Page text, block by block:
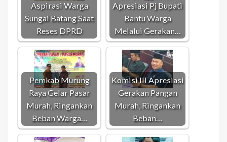
Aspirasi Warga
Sungai Batang Saat
Reses DPRD
Apresiasi Pj Bupati
Bantu Warga
Melalui Gerakan…
Pemkab Murung
Raya Gelar Pasar
Murah, Ringankan
Beban Warga…
Komisi III Apresiasi
Gerakan Pangan
Murah, Ringankan
Beban…